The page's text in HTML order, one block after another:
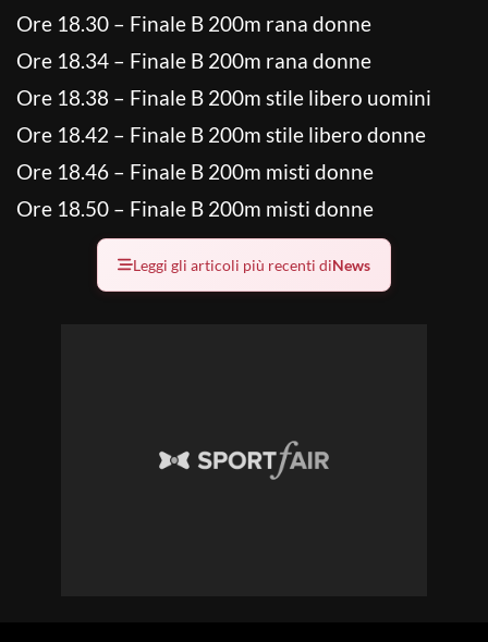
Ore 18.30 – Finale B 200m rana donne
Ore 18.34 – Finale B 200m rana donne
Ore 18.38 – Finale B 200m stile libero uomini
Ore 18.42 – Finale B 200m stile libero donne
Ore 18.46 – Finale B 200m misti donne
Ore 18.50 – Finale B 200m misti donne
Leggi gli articoli più recenti diNews